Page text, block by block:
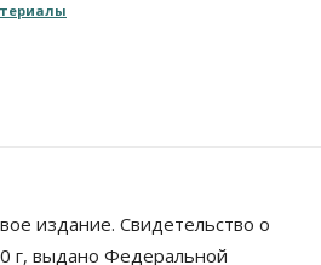
2026, 12:00
Право&Порядок ПроБизнес
Злоумышленники
издание. Свидетельство о
г, выдано Федеральной